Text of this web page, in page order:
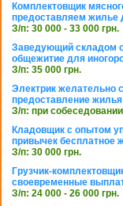
Комплектовщик
предоставляем жилье
З/п: 30 000 - 33 000 грн.
Заведующий складом
общежитие для
З/п: 35 000 грн.
Электрик желательно
предоставление
З/п: при
Кладовщик с опытом
привычек бесплатное
З/п: 30 000 грн.
Грузчик-
своевременные
З/п: 24 000 - 26 000 грн.